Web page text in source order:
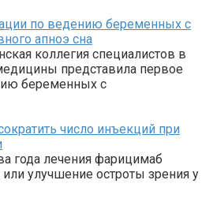
по ведению беременных с
апноэ сна
коллегия специалистов в
представила первое
беременных с
число инъекций при
года лечения фарицимаб
улучшение остроты зрения у